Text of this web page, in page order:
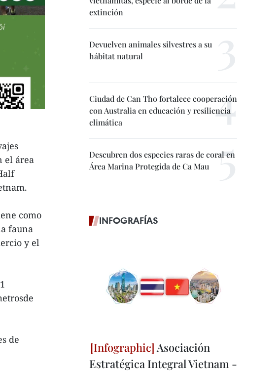
el área
como
fauna
y el
de
extinción
Devuelven animales silvestres a su
hábitat natural
Ciudad de Can Tho fortalece cooperación
con Australia en educación y resiliencia
climática
Descubren dos especies raras de coral en
Área Marina Protegida de Ca Mau
INFOGRAFÍAS
Asociación
Estratégica Integral Vietnam -